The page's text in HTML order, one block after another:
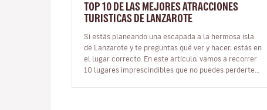
TOP 10 DE LAS MEJORES ATRACCIONES
TURISTICAS DE LANZAROTE
Si estás planeando una escapada a la hermosa isla
de Lanzarote y te preguntas qué ver y hacer, estás en
el lugar correcto. En este artículo, vamos a recorrer
10 lugares imprescindibles que no puedes perderte